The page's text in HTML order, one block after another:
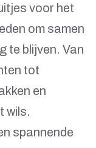
voor het
om samen
te blijven. Van
tot
en
wils.
spannende